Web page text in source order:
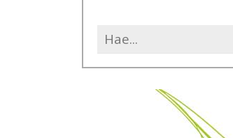
Search
for: